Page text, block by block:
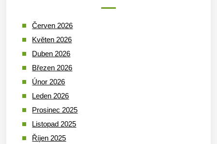
Červen 2026
Květen 2026
Duben 2026
Březen 2026
Únor 2026
Leden 2026
Prosinec 2025
Listopad 2025
Říjen 2025